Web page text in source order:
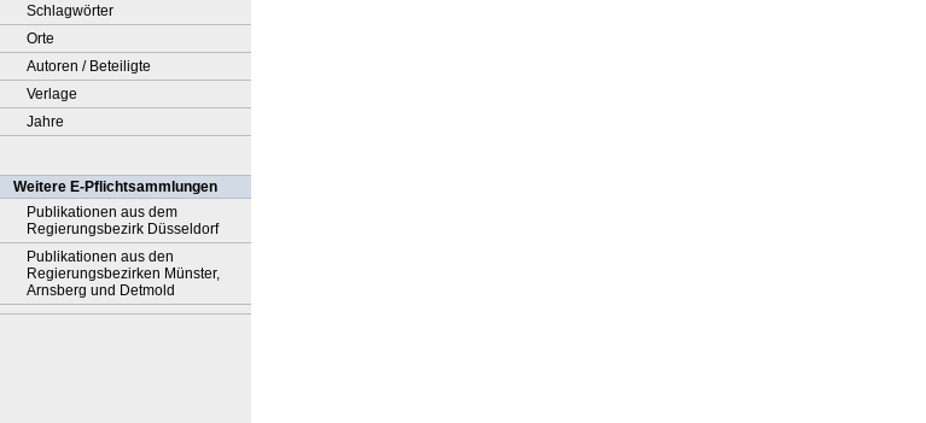
Schlagwörter
Orte
Autoren / Beteiligte
Verlage
Jahre
Weitere E-Pflichtsammlungen
Publikationen aus dem
Regierungsbezirk Düsseldorf
Publikationen aus den
Regierungsbezirken Münster,
Arnsberg und Detmold